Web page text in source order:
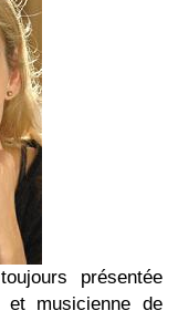
présentée
et musicienne de